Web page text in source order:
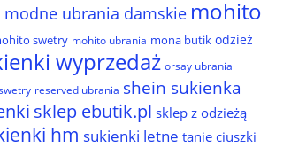
modne ubrania damskie mohito
swetry mohito ubrania mona butik odzież
wyprzedaż orsay ubrania
reserved ubrania shein sukienka
sklep ebutik.pl sklep z odzieżą
hm sukienki letne tanie ciuszki